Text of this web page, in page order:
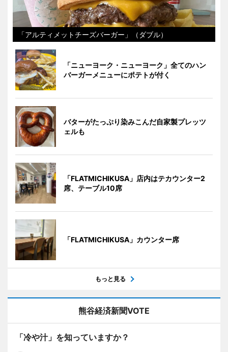
「アルティメットチーズバーガー」（ダブル）
「ニューヨーク・ニューヨーク」全てのハン
バーガーメニューにポテトが付く
バターがたっぷり染みこんだ自家製プレッツ
ェルも
「FLATMICHIKUSA」店内はテカウンター2
席、テーブル10席
「FLATMICHIKUSA」カウンター席
もっと見る
熊谷経済新聞VOTE
「冷や汁」を知っていますか？